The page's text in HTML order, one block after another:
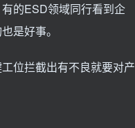
的ESD领域同行看到企
是好事。
位拦截出有不良就要对产